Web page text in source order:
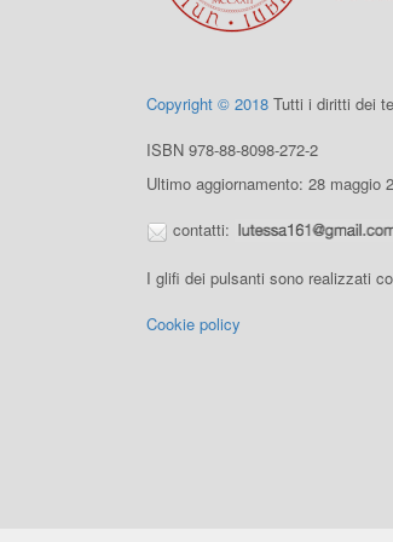
Copyright © 2018 Tutti i diritti dei
ISBN 978-88-8098-272-2
Ultimo aggiornamento: 28 maggio
contatti:
I glifi dei pulsanti sono realizzati
Cookie policy